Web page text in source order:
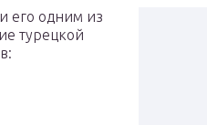
его одним из
турецкой